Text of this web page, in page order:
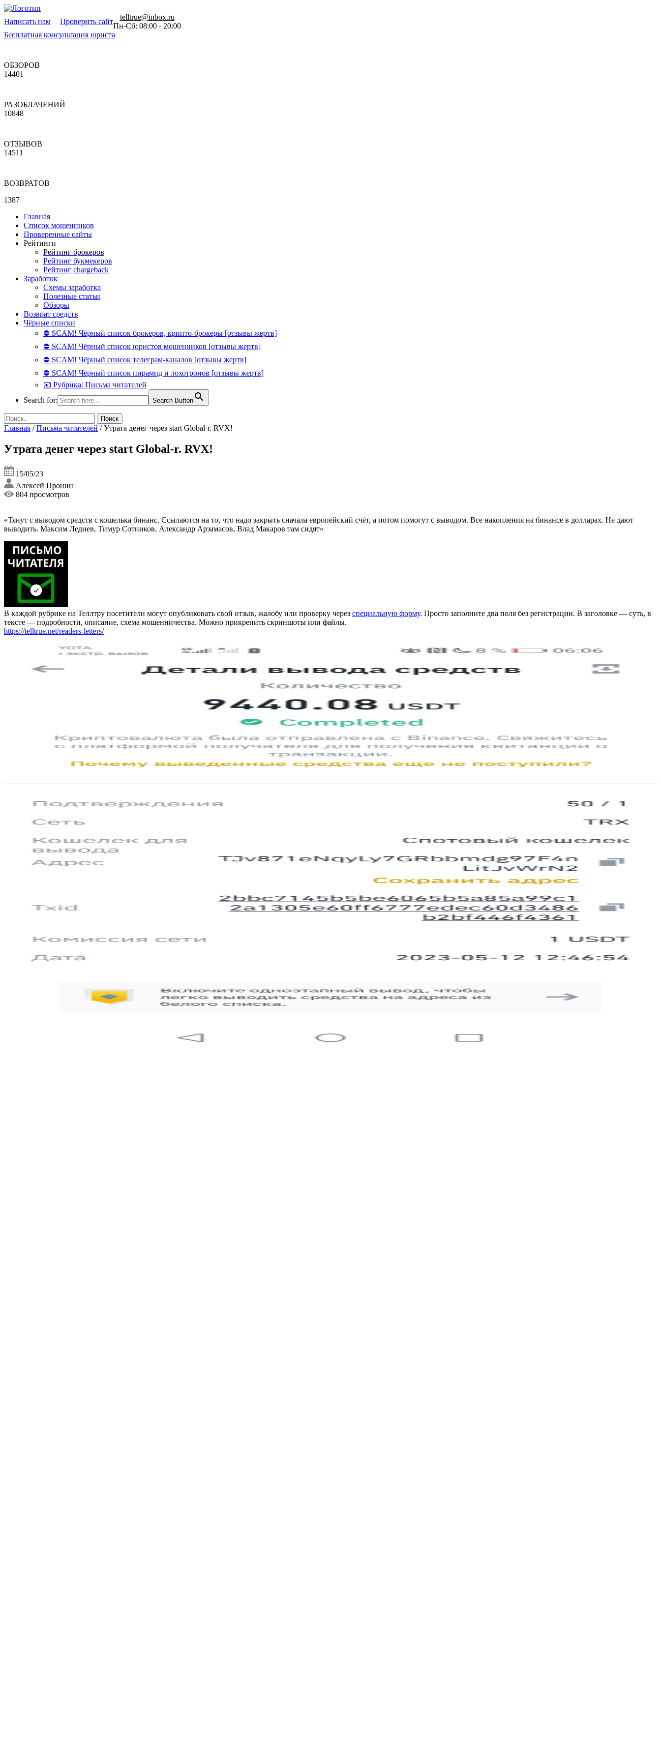
Написать нам Проверить сайт
telltrue@inbox.ru
Пн-Сб: 08:00 - 20:00
Бесплатная консультация юриста
ОБЗОРОВ
14401
РАЗОБЛАЧЕНИЙ
10848
ОТЗЫВОВ
14511
ВОЗВРАТОВ
1387
Главная
Список мошенников
Проверенные сайты
Рейтинги
Рейтинг брокеров
Рейтинг букмекеров
Рейтинг chargeback
Заработок
Схемы заработка
Полезные статьи
Обзоры
Возврат средств
Чёрные списки
⛔ SCAM! Чёрный список брокеров, крипто-брокеры [отзывы жертв]
⛔ SCAM! Чёрный список юристов мошенников [отзывы жертв]
⛔ SCAM! Чёрный список телеграм-каналов [отзывы жертв]
⛔ SCAM! Чёрный список пирамид и лохотронов [отзывы жертв]
📧 Рубрика: Письма читателей
Search for:
Search Button
Главная /Письма читателей /Утрата денег через start Global-r. RVX!
Утрата денег через start Global-r. RVX!
15/05/23
Алексей Пронин
804 просмотров
«Тянут с выводом средств с кошелька бинанс. Ссылаются на то, что надо закрыть сначала европейский счёт, а потом помогут с выводом. Все накопления на бинансе в долларах. Не дают
выводить. Максим Леднев, Тимур Сотников, Александр Арзамасов, Влад Макаров там сидят»
В каждой рубрике на Теллтру посетители могут опубликовать свой отзыв, жалобу или проверку через специальную форму. Просто заполните два поля без регистрации. В заголовке — суть, в
тексте — подробности, описание, схема мошенничества. Можно прикрепить скриншоты или файлы.
https://telltrue.net/readers-letters/